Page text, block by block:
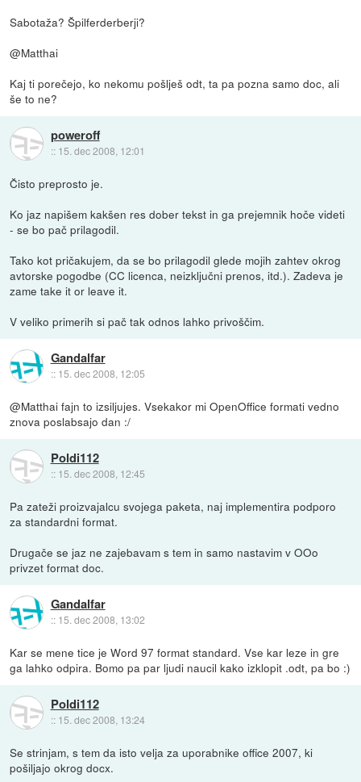
Sabotaža? Špilferderberji?
@Matthai
Kaj ti porečejo, ko nekomu pošlješ odt, ta pa pozna samo doc, ali
še to ne?
poweroff
:: 15. dec 2008, 12:01
Čisto preprosto je.
Ko jaz napišem kakšen res dober tekst in ga prejemnik hoče videti
- se bo pač prilagodil.
Tako kot pričakujem, da se bo prilagodil glede mojih zahtev okrog
avtorske pogodbe (CC licenca, neizključni prenos, itd.). Zadeva je
zame take it or leave it.
V veliko primerih si pač tak odnos lahko privoščim.
Gandalfar
:: 15. dec 2008, 12:05
@Matthai fajn to izsiljujes. Vsekakor mi OpenOffice formati vedno
znova poslabsajo dan :/
Poldi112
:: 15. dec 2008, 12:45
Pa zateži proizvajalcu svojega paketa, naj implementira podporo
za standardni format.
Drugače se jaz ne zajebavam s tem in samo nastavim v OOo
privzet format doc.
Gandalfar
:: 15. dec 2008, 13:02
Kar se mene tice je Word 97 format standard. Vse kar leze in gre
ga lahko odpira. Bomo pa par ljudi naucil kako izklopit .odt, pa bo :)
Poldi112
:: 15. dec 2008, 13:24
Se strinjam, s tem da isto velja za uporabnike office 2007, ki
pošiljajo okrog docx.